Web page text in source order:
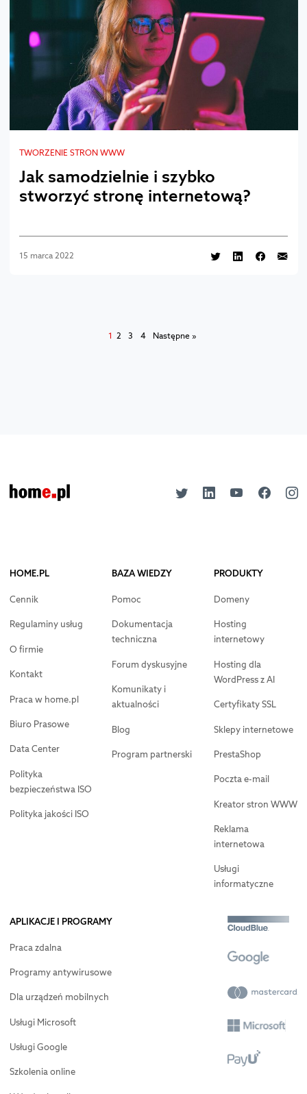
TWORZENIE STRON WWW
Jak samodzielnie i szybko
stworzyć stronę internetową?
15 marca 2022
1 2 3 4 Następne »
HOME.PL
Cennik
Regulaminy usług
O firmie
Kontakt
Praca w home.pl
Biuro Prasowe
Data Center
Polityka
bezpieczeństwa ISO
Polityka jakości ISO
BAZA WIEDZY
Pomoc
Dokumentacja
techniczna
Forum dyskusyjne
Komunikaty i
aktualności
Blog
Program partnerski
PRODUKTY
Domeny
Hosting
internetowy
Hosting dla
WordPress z AI
Certyfikaty SSL
Sklepy internetowe
PrestaShop
Poczta e-mail
Kreator stron WWW
Reklama
internetowa
Usługi
informatyczne
APLIKACJE I PROGRAMY
Praca zdalna
Programy antywirusowe
Dla urządzeń mobilnych
Usługi Microsoft
Usługi Google
Szkolenia online